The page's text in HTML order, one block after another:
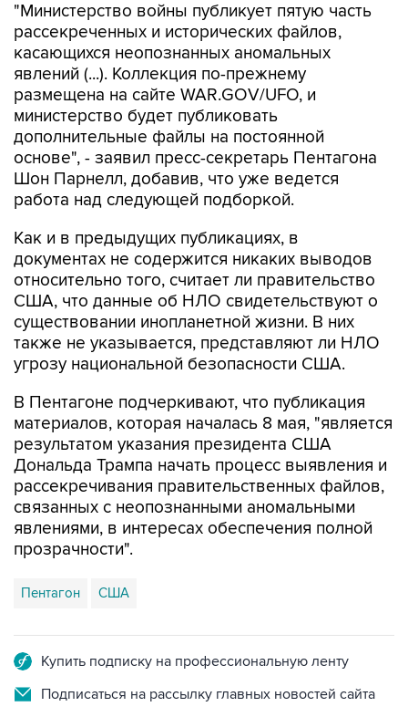
"Министерство войны публикует пятую часть
рассекреченных и исторических файлов,
касающихся неопознанных аномальных
явлений (...). Коллекция по-прежнему
размещена на сайте WAR.GOV/UFO, и
министерство будет публиковать
дополнительные файлы на постоянной
основе", - заявил пресс-секретарь Пентагона
Шон Парнелл, добавив, что уже ведется
работа над следующей подборкой.
Как и в предыдущих публикациях, в
документах не содержится никаких выводов
относительно того, считает ли правительство
США, что данные об НЛО свидетельствуют о
существовании инопланетной жизни. В них
также не указывается, представляют ли НЛО
угрозу национальной безопасности США.
В Пентагоне подчеркивают, что публикация
материалов, которая началась 8 мая, "является
результатом указания президента США
Дональда Трампа начать процесс выявления и
рассекречивания правительственных файлов,
связанных с неопознанными аномальными
явлениями, в интересах обеспечения полной
прозрачности".
Пентагон США
Купить подписку на профессиональную ленту
Подписаться на рассылку главных новостей сайта